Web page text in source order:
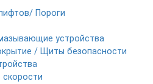
Пороги
устройства
/ Щиты безопасности
скорости